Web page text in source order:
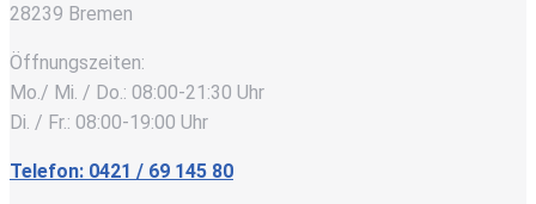
28239 Bremen
Öffnungszeiten:
Mo./ Mi. / Do.: 08:00-21:30 Uhr
Di. / Fr.: 08:00-19:00 Uhr
Telefon: 0421 / 69 145 80